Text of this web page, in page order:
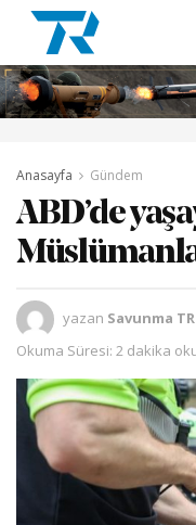
Anasayfa Gündem
ABD’de
yazan Savunma TR
Okuma Süresi: 2 dakika